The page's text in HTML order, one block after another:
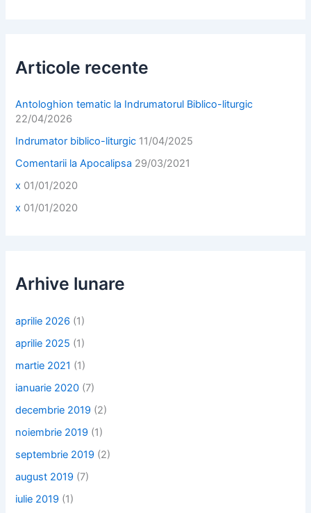
o
:
Articole recente
Antologhion tematic la Indrumatorul Biblico-liturgic
22/04/2026
Indrumator biblico-liturgic 11/04/2025
Comentarii la Apocalipsa 29/03/2021
x 01/01/2020
x 01/01/2020
Arhive lunare
aprilie 2026 (1)
aprilie 2025 (1)
martie 2021 (1)
ianuarie 2020 (7)
decembrie 2019 (2)
noiembrie 2019 (1)
septembrie 2019 (2)
august 2019 (7)
iulie 2019 (1)